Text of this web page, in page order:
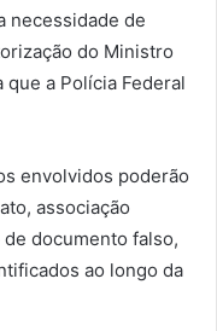
necessidade de
do Ministro
a Polícia Federal
envolvidos poderão
associação
documento falso,
ao longo da